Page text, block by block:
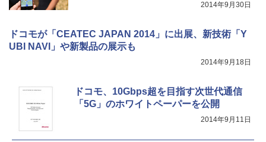
2014年9月30日
ドコモが「CEATEC JAPAN 2014」に出展、新技術「Y
UBI NAVI」や新製品の展示も
2014年9月18日
ドコモ、10Gbps超を目指す次世代通信
「5G」のホワイトペーパーを公開
2014年9月11日